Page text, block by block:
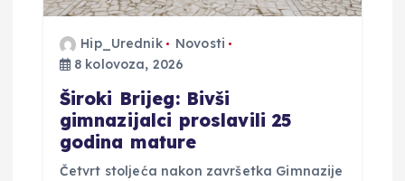
Hip_Urednik
Novosti
8 kolovoza, 2026
Široki Brijeg: Bivši
gimnazijalci proslavili 25
godina mature
Četvrt stoljeća nakon završetka Gimnazije